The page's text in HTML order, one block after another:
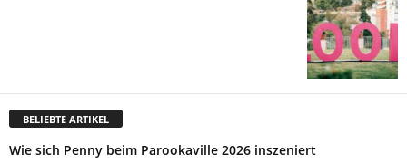
BELIEBTE ARTIKEL
Wie sich Penny beim Parookaville 2026 inszeniert